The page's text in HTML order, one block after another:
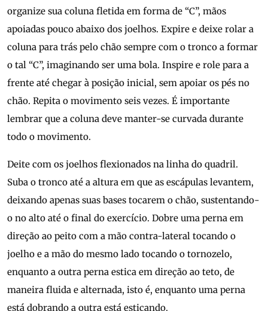
organize sua coluna fletida em forma de “C”, mãos
apoiadas pouco abaixo dos joelhos. Expire e deixe rolar a
coluna para trás pelo chão sempre com o tronco a formar
o tal “C”, imaginando ser uma bola. Inspire e role para a
frente até chegar à posição inicial, sem apoiar os pés no
chão. Repita o movimento seis vezes. É importante
lembrar que a coluna deve manter-se curvada durante
todo o movimento.
Deite com os joelhos flexionados na linha do quadril.
Suba o tronco até a altura em que as escápulas levantem,
deixando apenas suas bases tocarem o chão, sustentando-
o no alto até o final do exercício. Dobre uma perna em
direção ao peito com a mão contra-lateral tocando o
joelho e a mão do mesmo lado tocando o tornozelo,
enquanto a outra perna estica em direção ao teto, de
maneira fluida e alternada, isto é, enquanto uma perna
está dobrando a outra está esticando.